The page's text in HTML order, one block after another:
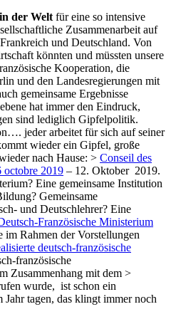
der Weltfür eine so intensive
Zusammenarbeit auf
und Deutschland. Von
könnten und müssten unsere
Kooperation, die
und den Landesregierungen mit
gemeinsame Ergebnisse
hat immer den Eindruck,
sind lediglich Gipfelpolitik.
jeder arbeitet für sich auf seiner
wieder ein Gipfel, große
nach Hause: > Conseil des
octobre 2019 – 12. Oktober 2019.
Eine gemeinsame Institution
Gemeinsame
und Deutschlehrer? Eine
Französische Ministerium
im Rahmen der Vorstellungen
deutsch-französische
französische
Zusammenhang mit dem >
wurde, ist schon ein
tagen, das klingt immer noch